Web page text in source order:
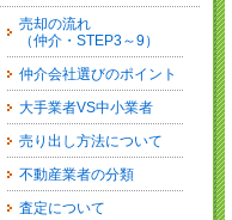
売却の流れ
（仲介・STEP3～9）
仲介会社選びのポイント
大手業者VS中小業者
売り出し方法について
不動産業者の分類
査定について